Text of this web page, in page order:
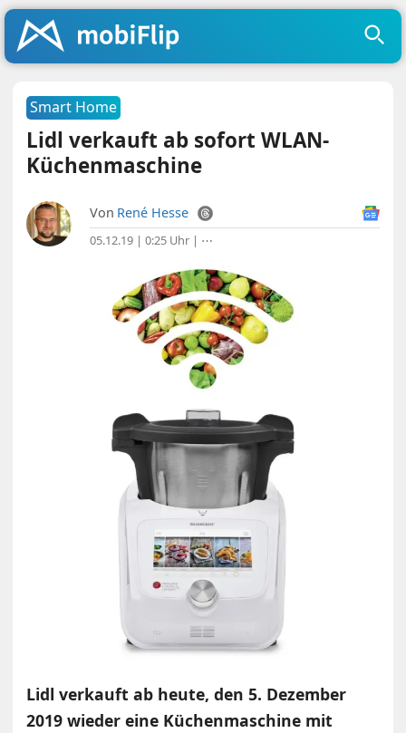
Smart Home
Lidl verkauft ab sofort WLAN-
Küchenmaschine
Von René Hesse
05.12.19 | 0:25 Uhr | ⋯
Lidl verkauft ab heute, den 5. Dezember
2019 wieder eine Küchenmaschine mit